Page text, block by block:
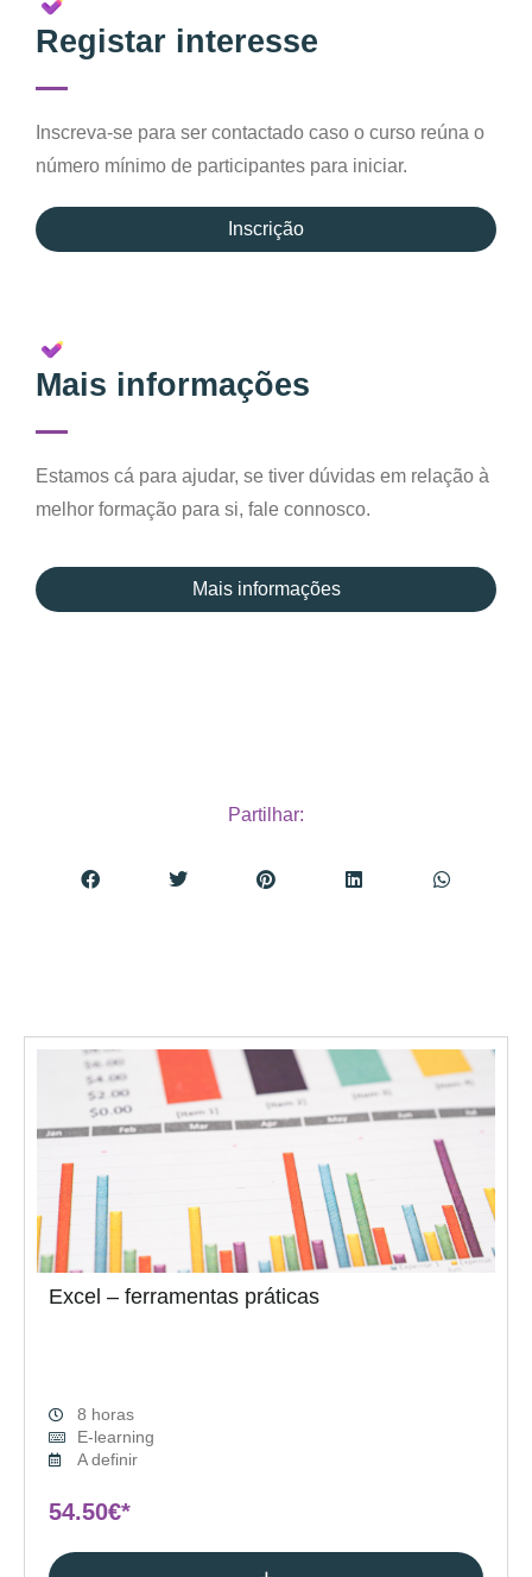
Registar interesse
Inscreva-se para ser contactado caso o curso reúna o
número mínimo de participantes para iniciar.
Inscrição
Mais informações
Estamos cá para ajudar, se tiver dúvidas em relação à
melhor formação para si, fale connosco.
Mais informações
Partilhar:
Excel – ferramentas práticas
8 horas
E-learning
A definir
54.50€*